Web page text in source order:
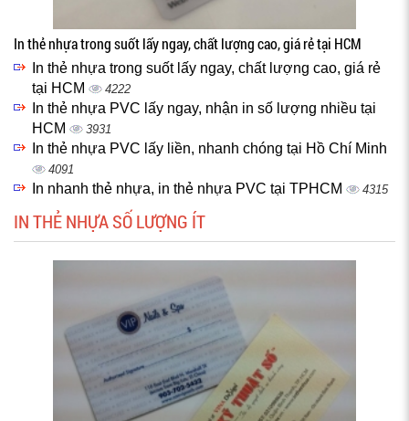
In thẻ nhựa trong suốt lấy ngay, chất lượng cao, giá rẻ tại HCM
In thẻ nhựa trong suốt lấy ngay, chất lượng cao, giá rẻ
tại HCM
4222
In thẻ nhựa PVC lấy ngay, nhận in số lượng nhiều tại
HCM
3931
In thẻ nhựa PVC lấy liền, nhanh chóng tại Hồ Chí Minh
4091
In nhanh thẻ nhựa, in thẻ nhựa PVC tại TPHCM 4315
IN THẺ NHỰA SỐ LƯỢNG ÍT